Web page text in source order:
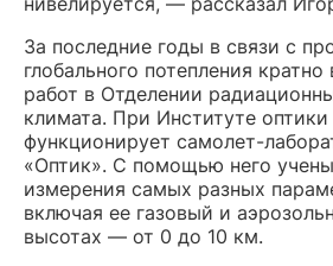
За последние годы в связи с
глобального потепления
работ в Отделении
климата. При Институте
функционирует самолет-
«Оптик». С помощью него
измерения самых разных
включая ее газовый и
высотах — от 0 до 10 км.